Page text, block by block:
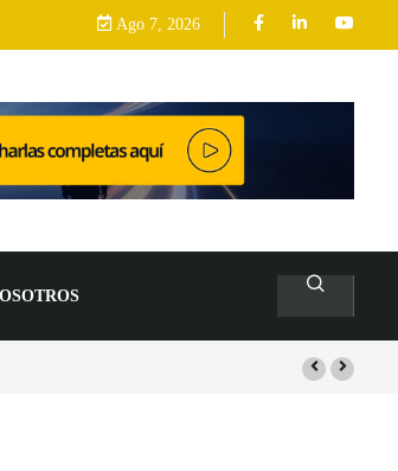
Ago 7, 2026